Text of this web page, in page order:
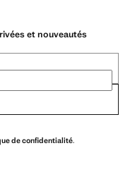
et nouveautés
de confidentialité.